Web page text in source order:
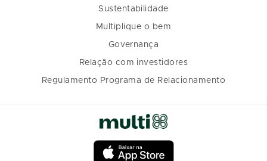
Sustentabilidade
Multiplique o bem
Governança
Relação com investidores
Regulamento Programa de Relacionamento